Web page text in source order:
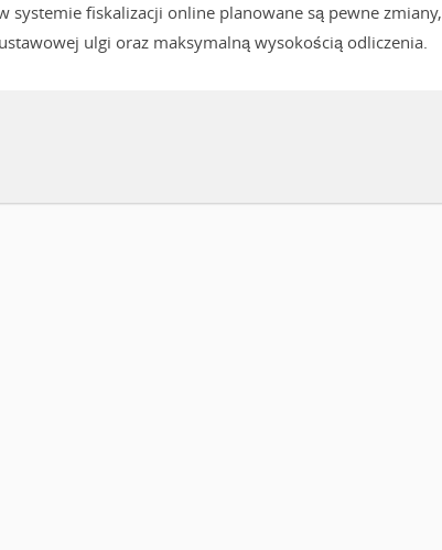
systemie fiskalizacji online planowane są pewne zmiany,
ulgi oraz maksymalną wysokością odliczenia.